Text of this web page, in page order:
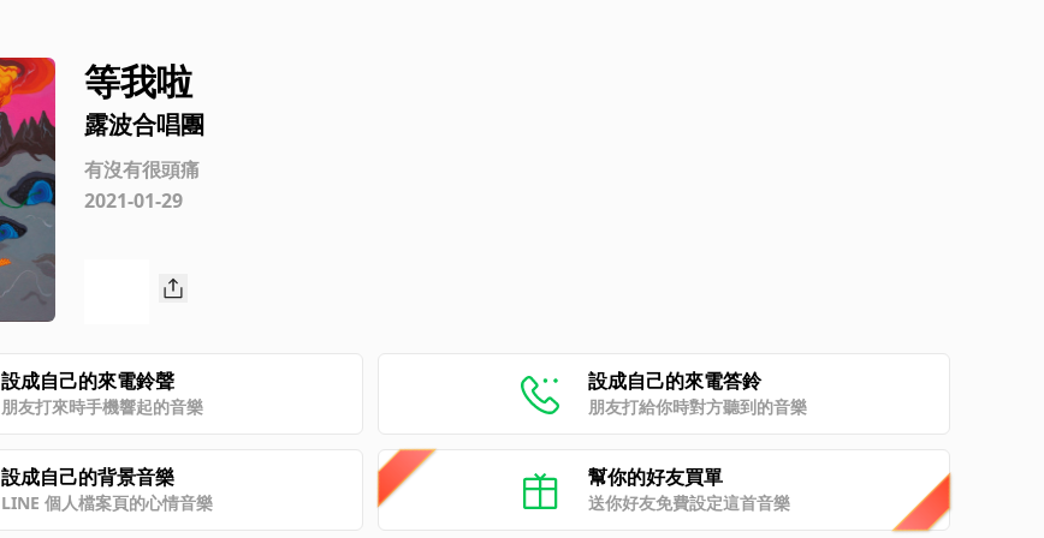
等我啦
露波合唱團
有沒有很頭痛
2021-01-29
設成自己的來電鈴聲
朋友打來時手機響起的音樂
設成自己的來電答鈴
朋友打給你時對方聽到的音樂
設成自己的背景音樂
LINE 個人檔案頁的心情音樂
幫你的好友買單
送你好友免費設定這首音樂